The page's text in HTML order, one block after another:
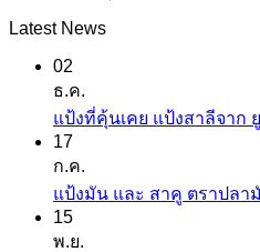
Latest News
02
ธ.ค.
แป้งที่คุ้นเคย แป้งสาลีจาก
17
ก.ค.
แป้งมัน และ สาคู ตราปลา
15
พ.ย.